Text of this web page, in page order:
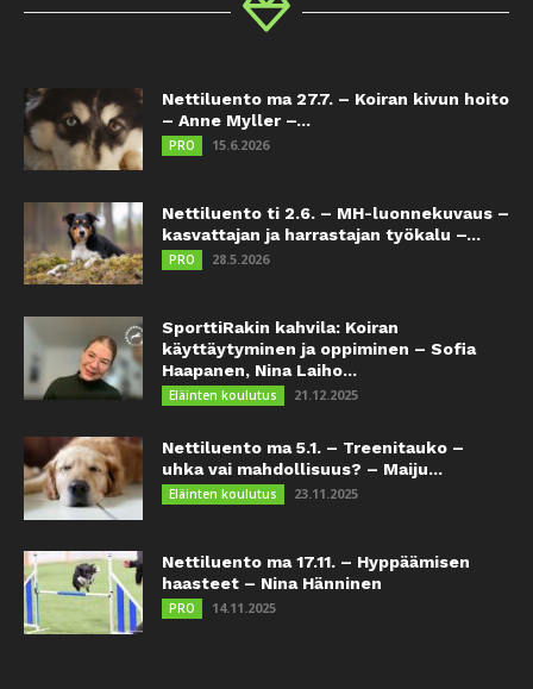
Nettiluento ma 27.7. – Koiran kivun hoito
– Anne Myller –...
PRO 15.6.2026
Nettiluento ti 2.6. – MH-luonnekuvaus –
kasvattajan ja harrastajan työkalu –...
PRO 28.5.2026
SporttiRakin kahvila: Koiran
käyttäytyminen ja oppiminen – Sofia
Haapanen, Nina Laiho...
Eläinten koulutus 21.12.2025
Nettiluento ma 5.1. – Treenitauko –
uhka vai mahdollisuus? – Maiju...
Eläinten koulutus 23.11.2025
Nettiluento ma 17.11. – Hyppäämisen
haasteet – Nina Hänninen
PRO 14.11.2025